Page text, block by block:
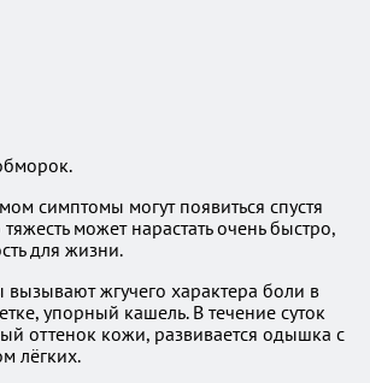
симптомы могут появиться спустя
может нарастать очень быстро,
для жизни.
жгучего характера боли в
упорный кашель. В течение суток
оттенок кожи, развивается одышка с
лёгких.